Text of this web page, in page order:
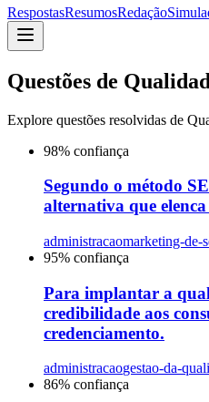
RespostasResumosRedação
Questões de
Explore questões resolvidas de
98% confiança
Segundo o método
alternativa que
administracaomarketing-de-
95% confiança
Para implantar a
credibilidade aos
credenciamento.
administracaogestao-da-
86% confiança